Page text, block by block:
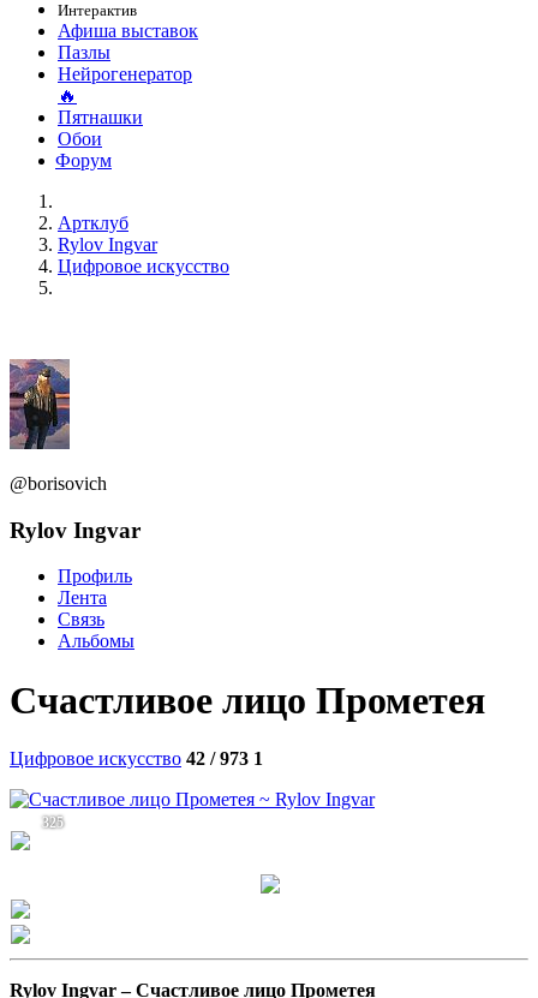
Интерактив
Афиша выставок
Пазлы
Нейрогенератор
🔥
Пятнашки
Обои
Форум
Артклуб
Rylov Ingvar
Цифровое искусство
@borisovich
Rylov Ingvar
Профиль
Лента
Связь
Альбомы
Счастливое лицо Прометея
Цифровое искусство 42 / 973 1
325
Rylov Ingvar –Счастливое лицо Прометея